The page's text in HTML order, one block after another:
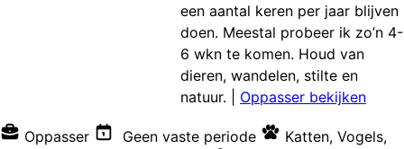
een aantal keren per jaar blijven
doen. Meestal probeer ik zo’n 4-
6 wkn te komen. Houd van
dieren, wandelen, stilte en
natuur.
Oppasser bekijken
Oppasser Geen vaste periode Katten, Vogels,